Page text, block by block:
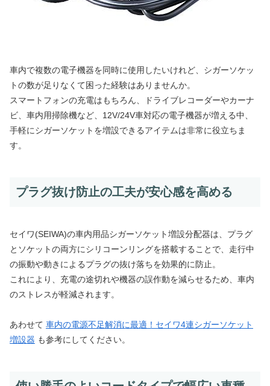
車内で複数の電子機器を同時に使用したいけれど、シガーソケッ
トの数が足りなくて困った経験はありませんか。
スマートフォンの充電はもちろん、ドライブレコーダーやカーナ
ビ、車内用掃除機など、12V/24V車対応の電子機器が増える中、
手軽にシガーソケットを増設できるアイテムは非常に役立ちま
す。
プラグ抜け防止の工夫が安心感を高める
セイワ(SEIWA)の車内用品シガーソケット増設分配器は、プラグ
とソケットの両方にシリコーンリングを搭載することで、走行中
の振動や動きによるプラグの抜け落ちを効果的に防止。
これにより、充電の途切れや機器の誤作動を減らせるため、車内
のストレスが軽減されます。
あわせて 車内の電源不足解消に最適！セイワ4連シガーソケット
増設器 も参考にしてください。